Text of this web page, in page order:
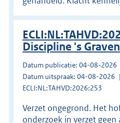
Discipline 's
Datum publicatie: 04-08-2026
Datum uitspraak: 04-08-2026
ECLI:NL:TAHVD:2026:253
Verzet ongegrond. Het
onderzoek in verzet